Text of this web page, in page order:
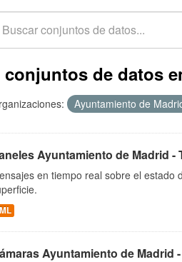
conjuntos de datos
Ayuntamiento de
Ayuntamiento de Madrid -
en tiempo real sobre el estado
Ayuntamiento de Madrid